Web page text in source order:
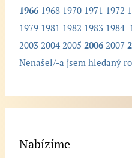
1966 1968 1970 1971 1972
1979 1981 1982 1983 1984
2003 2004 2005 2006 2007
Nenašel/-a jsem hledaný
Nabízíme